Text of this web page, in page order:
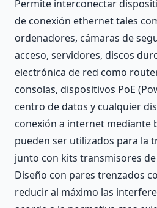
Permite interconectar
de conexión ethernet tales
ordenadores, cámaras de
acceso, servidores, discos
electrónica de red como
consolas, dispositivos PoE
centro de datos y cualquier
conexión a internet mediante
pueden ser utilizados para la
junto con kits transmisores de
Diseño con pares trenzados
reducir al máximo las